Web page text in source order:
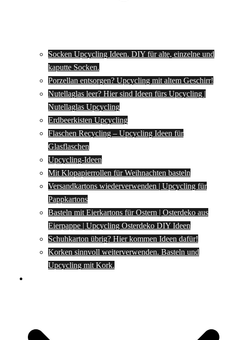
Socken Upcycling Ideen. DIY für alte, einzelne und
kaputte Socken.
Porzellan entsorgen? Upcycling mit altem Geschirr!
Nutellaglas leer? Hier sind Ideen fürs Upcycling |
Nutellaglas Upcycling
Erdbeerkisten Upcycling
Flaschen Recycling – Upcycling Ideen für
Glasflaschen
Upcycling-Ideen
Mit Klopapierrollen für Weihnachten basteln
Versandkartons wiederverwenden | Upcycling für
Pappkartons
Basteln mit Eierkartons für Ostern | Osterdeko aus
Eierpappe | Upcycling Osterdeko DIY Ideen
Schuhkarton übrig? Hier kommen Ideen dafür!
Korken sinnvoll weiterverwenden. Basteln und
Upcycling mit Kork.